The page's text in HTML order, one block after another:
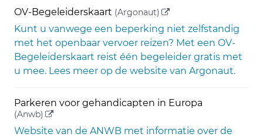
OV-Begeleiderskaart (Argonaut) (externe link)
Kunt u vanwege een beperking niet zelfstandig
met het openbaar vervoer reizen? Met een OV-
Begeleiderskaart reist één begeleider gratis met
u mee. Lees meer op de website van Argonaut.
Parkeren voor gehandicapten in Europa
(Anwb) (externe link)
Website van de ANWB met informatie over de